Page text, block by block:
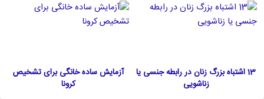
13 اشتباه بزرگ زنان در رابطه جنسی یا
زناشویی
آزمایش ساده خانگی برای تشخیص
کرونا